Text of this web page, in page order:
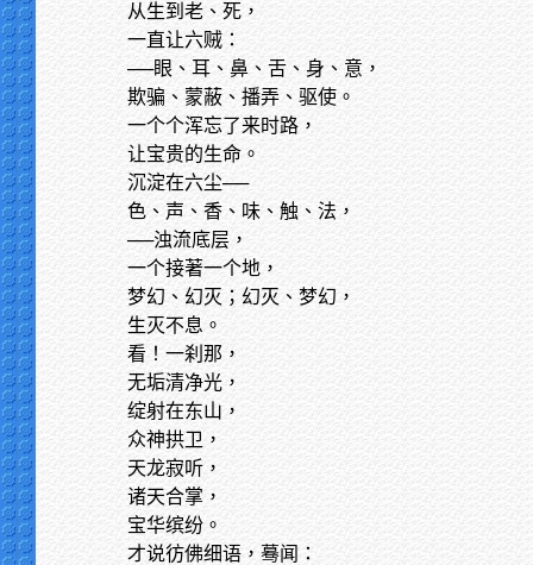
从生到老、死，
一直让六贼：
──眼、耳、鼻、舌、身、意，
欺骗、蒙蔽、播弄、驱使。
一个个浑忘了来时路，
让宝贵的生命。
沉淀在六尘──
色、声、香、味、触、法，
──浊流底层，
一个接著一个地，
梦幻、幻灭；幻灭、梦幻，
生灭不息。
看！一刹那，
无垢清净光，
绽射在东山，
众神拱卫，
天龙寂听，
诸天合掌，
宝华缤纷。
才说彷佛细语，蓦闻：